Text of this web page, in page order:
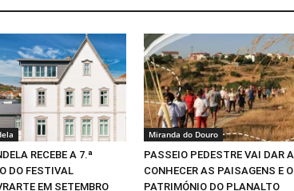
RECEBE A 7.ª
DO FESTIVAL
EM SETEMBRO
Miranda do Douro
PASSEIO PEDESTRE VAI DAR A
CONHECER AS PAISAGENS E O
PATRIMÓNIO DO PLANALTO